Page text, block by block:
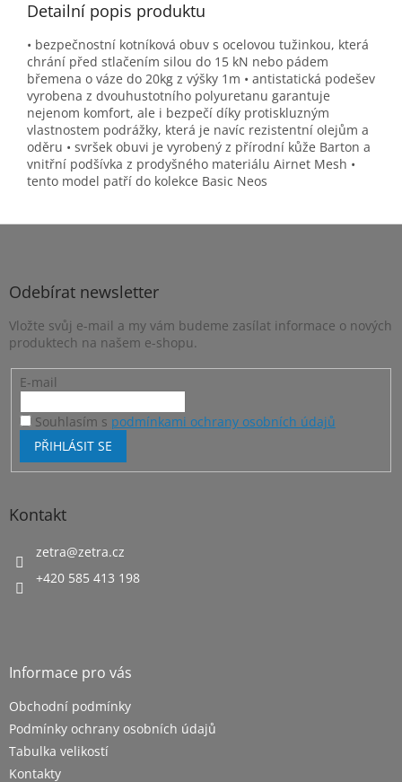
Detailní popis produktu
• bezpečnostní kotníková obuv s ocelovou tužinkou, která
chrání před stlačením silou do 15 kN nebo pádem
břemena o váze do 20kg z výšky 1m • antistatická podešev
vyrobena z dvouhustotního polyuretanu garantuje
nejenom komfort, ale i bezpečí díky protiskluzným
vlastnostem podrážky, která je navíc rezistentní olejům a
oděru • svršek obuvi je vyrobený z přírodní kůže Barton a
vnitřní podšívka z prodyšného materiálu Airnet Mesh •
tento model patří do kolekce Basic Neos
Z
Odebírat newsletter
Vložte svůj e-mail a my vám budeme zasílat informace o nových
produktech na našem e-shopu.
E-mail
Souhlasím s podmínkami ochrany osobních údajů
PŘIHLÁSIT SE
Kontakt
zetra@zetra.cz
+420 585 413 198
Informace pro vás
Obchodní podmínky
Podmínky ochrany osobních údajů
Tabulka velikostí
Kontakty